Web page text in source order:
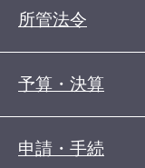
所管法令
予算・決算
申請・手続